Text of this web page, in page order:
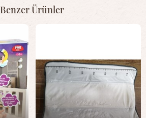
Benzer Ürünler